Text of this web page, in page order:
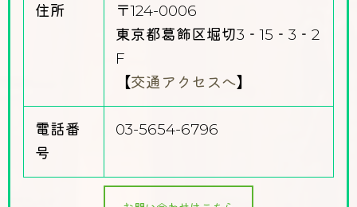
住所
〒124-0006
東京都葛飾区堀切3‐15‐3‐2
F
【交通アクセスへ】
電話番
号
03-5654-6796